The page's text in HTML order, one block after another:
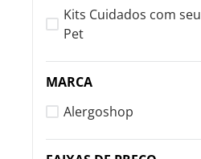
Kits Cuidados com seu
Pet
MARCA
Alergoshop